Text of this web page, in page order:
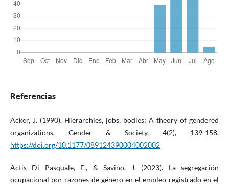
Referencias
Acker, J. (1990). Hierarchies, jobs, bodies: A theory of gendered
organizations. Gender & Society, 4(2), 139-158.
https://doi.org/10.1177/089124390004002002
Actis Di Pasquale, E., & Savino, J. (2023). La segregación
ocupacional por razones de género en el empleo registrado en el